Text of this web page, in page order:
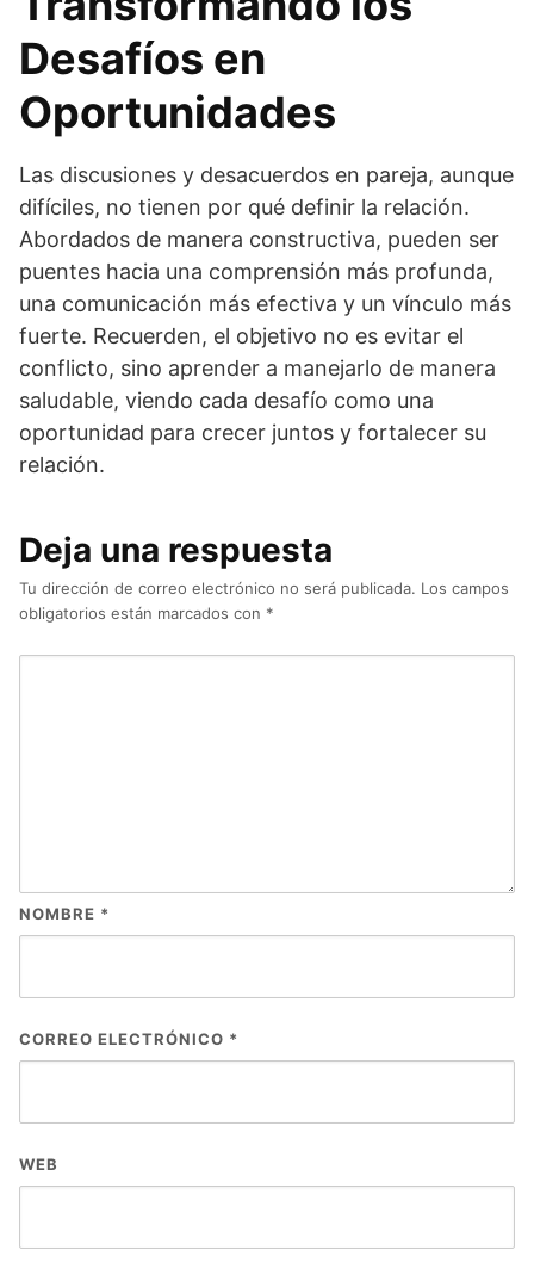
Desafíos en
Oportunidades
Las discusiones y desacuerdos en pareja, aunque
difíciles, no tienen por qué definir la relación.
Abordados de manera constructiva, pueden ser
puentes hacia una comprensión más profunda,
una comunicación más efectiva y un vínculo más
fuerte. Recuerden, el objetivo no es evitar el
conflicto, sino aprender a manejarlo de manera
saludable, viendo cada desafío como una
oportunidad para crecer juntos y fortalecer su
relación.
Deja una respuesta
Tu dirección de correo electrónico no será publicada. Los campos
obligatorios están marcados con *
NOMBRE *
CORREO ELECTRÓNICO *
WEB